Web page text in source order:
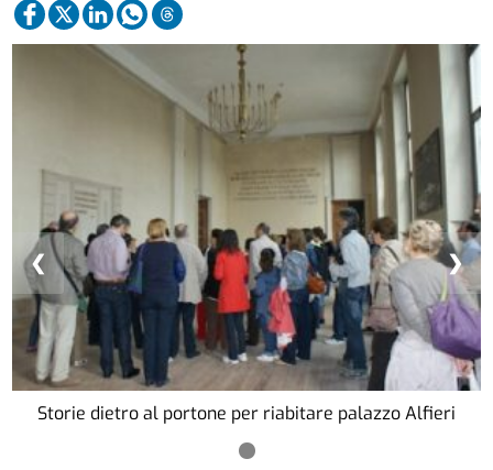
Storie dietro al portone per riabitare palazzo Alfieri
❮ ❯